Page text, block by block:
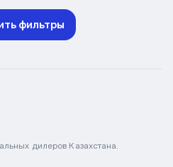
фильтры
дилеров Казахстана.